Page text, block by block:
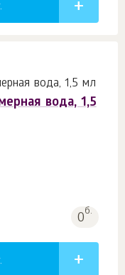
вода, 1,5
0б.